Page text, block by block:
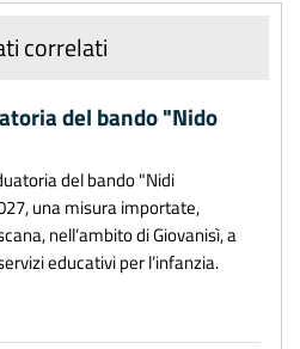
correlati
del bando "Nido
del bando "Nidi
una misura importate,
nell’ambito di Giovanisì, a
educativi per l’infanzia.